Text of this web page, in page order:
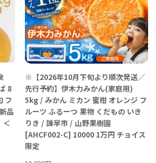
8
フ
品
＜
※【2026年10月下旬より順次発送／
先行予約】伊木力みかん(家庭用)
5kg / みかん ミカン 蜜柑 オレンジ フ
ルーツ ふるーつ 果物 くだもの いき
りき / 諫早市 / 山野果樹園
[AHCF002-C] 10000 1万円 チョイス
限定